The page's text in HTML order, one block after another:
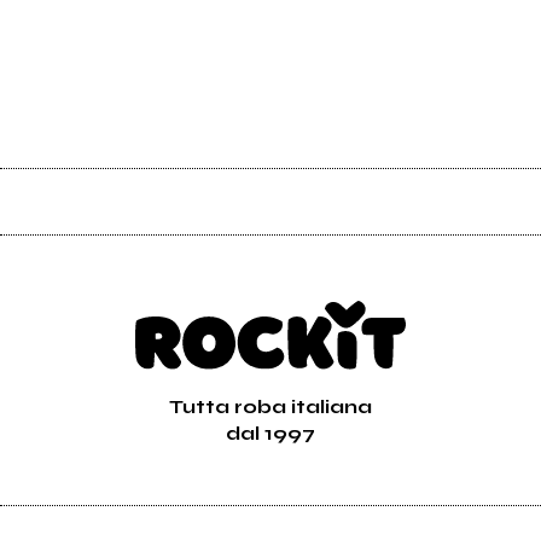
Tutta roba italiana
dal 1997